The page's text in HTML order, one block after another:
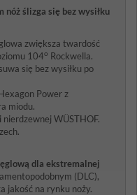
nóż ślizga się bez wysiłku
zwiększa twardość
104o Rockwella.
się bez wysiłku po
Power z
miodu.
WÜSTHOF.
dla ekstremalnej
(DLC),
jakość na rynku noży.